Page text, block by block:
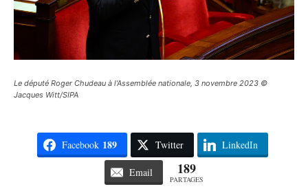
Le député Roger Chudeau à l'Assemblée nationale, 3 novembre 2023 ©
Jacques Witt/SIPA
Facebook 189 Twitter LinkedIn
Email 189
PARTAGES